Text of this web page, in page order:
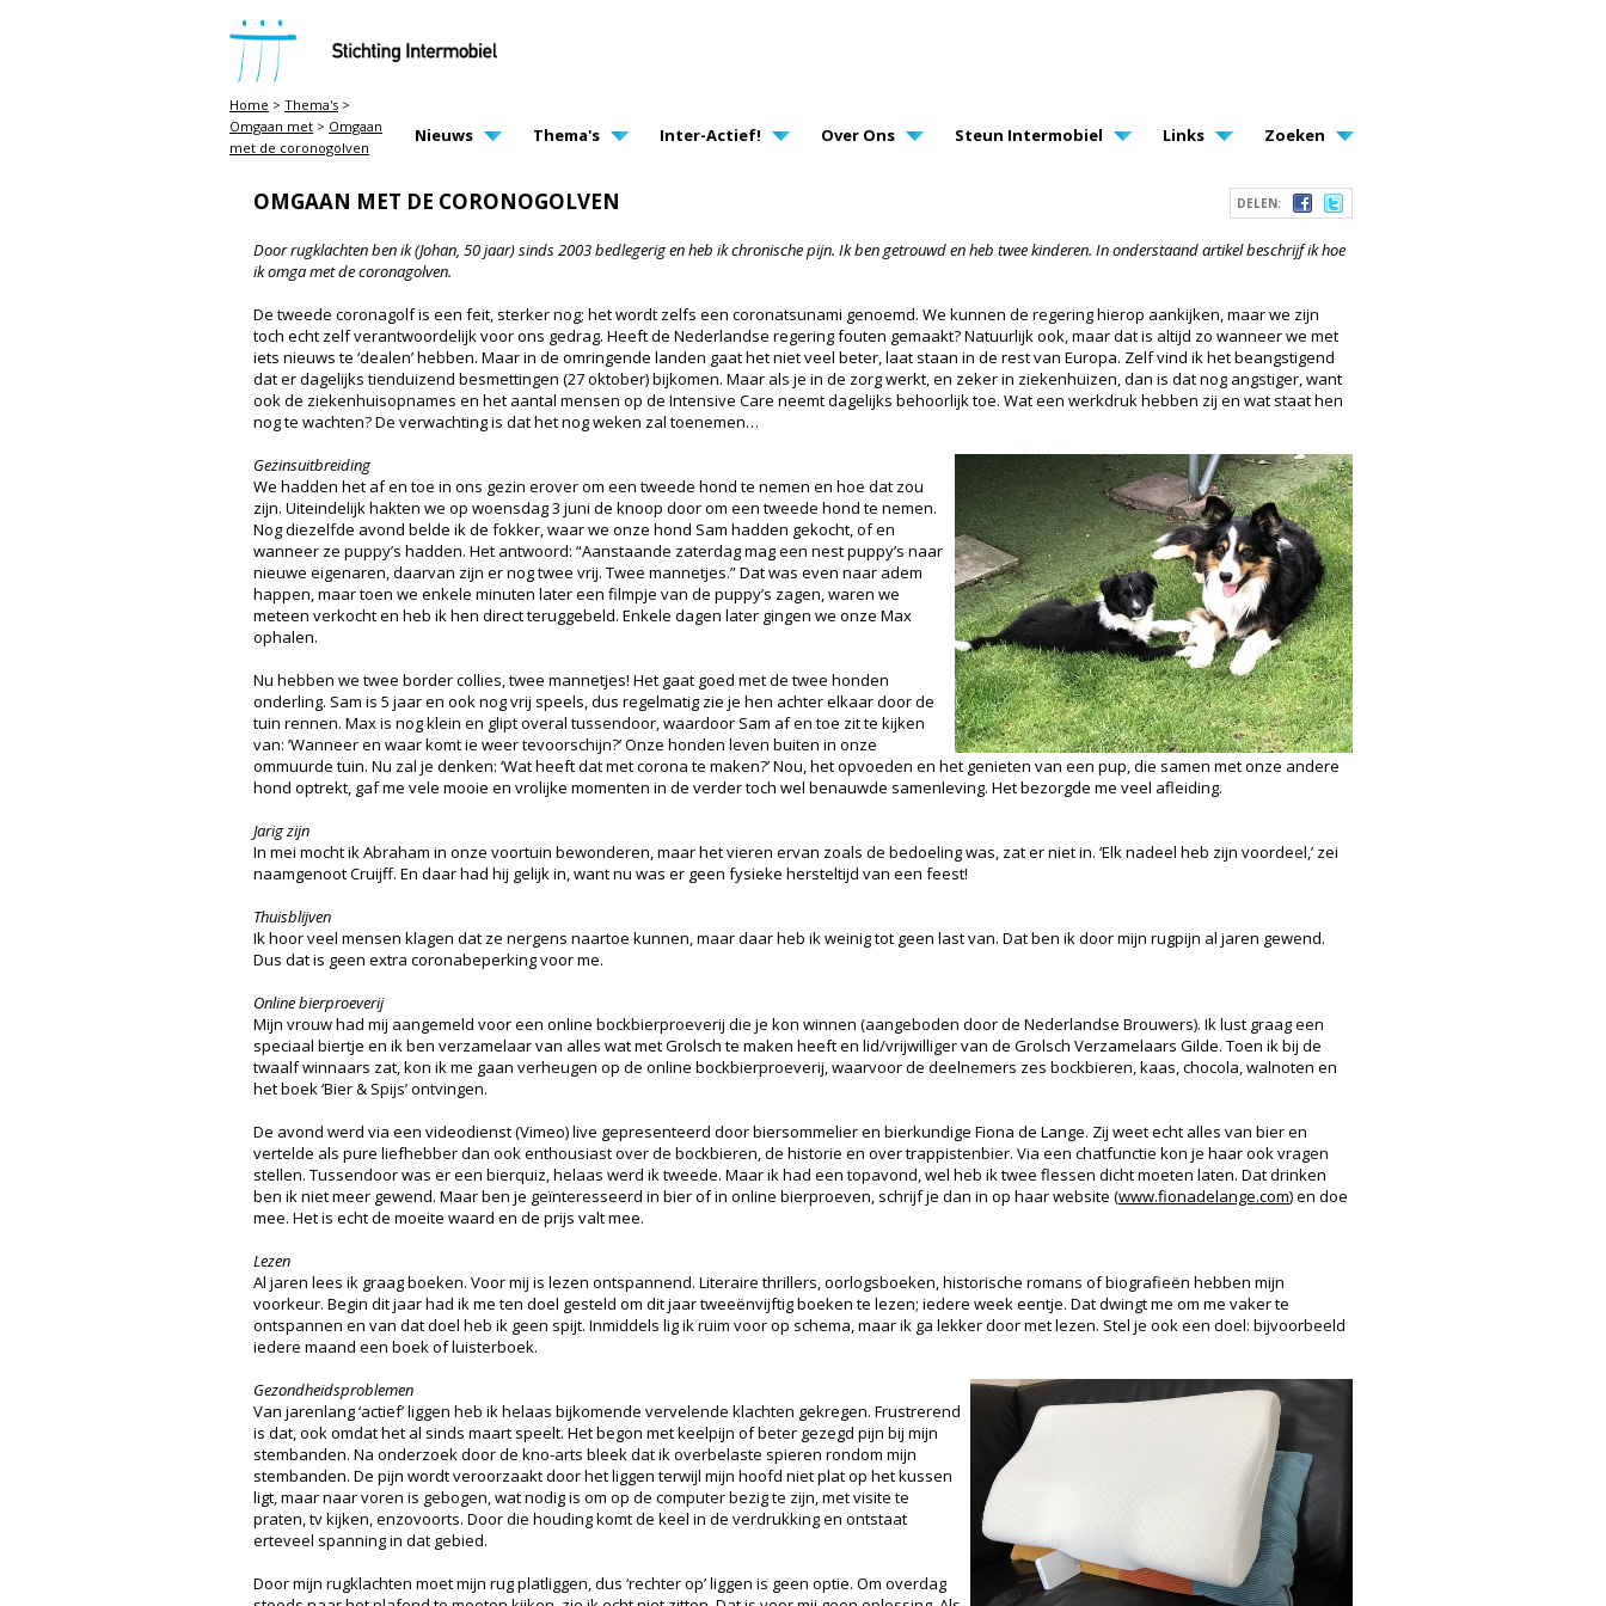
STICHTING INTERMOBIEL
MAIN PAGE NAVIGATION
Nieuws Thema's Inter-Actief! Over Ons Steun Intermobiel Links Zoeken
Home > Thema's >
Omgaan met > Omgaan
met de coronogolven
DELEN:
OMGAAN MET DE CORONOGOLVEN
Door rugklachten ben ik (Johan, 50 jaar) sinds 2003 bedlegerig en heb ik chronische pijn. Ik ben getrouwd en heb twee kinderen. In onderstaand artikel beschrijf ik hoe
ik omga met de coronagolven.
De tweede coronagolf is een feit, sterker nog; het wordt zelfs een coronatsunami genoemd. We kunnen de regering hierop aankijken, maar we zijn
toch echt zelf verantwoordelijk voor ons gedrag. Heeft de Nederlandse regering fouten gemaakt? Natuurlijk ook, maar dat is altijd zo wanneer we met
iets nieuws te ‘dealen’ hebben. Maar in de omringende landen gaat het niet veel beter, laat staan in de rest van Europa. Zelf vind ik het beangstigend
dat er dagelijks tienduizend besmettingen (27 oktober) bijkomen. Maar als je in de zorg werkt, en zeker in ziekenhuizen, dan is dat nog angstiger, want
ook de ziekenhuisopnames en het aantal mensen op de Intensive Care neemt dagelijks behoorlijk toe. Wat een werkdruk hebben zij en wat staat hen
nog te wachten? De verwachting is dat het nog weken zal toenemen…
Gezinsuitbreiding
We hadden het af en toe in ons gezin erover om een tweede hond te nemen en hoe dat zou
zijn. Uiteindelijk hakten we op woensdag 3 juni de knoop door om een tweede hond te nemen.
Nog diezelfde avond belde ik de fokker, waar we onze hond Sam hadden gekocht, of en
wanneer ze puppy’s hadden. Het antwoord: “Aanstaande zaterdag mag een nest puppy’s naar
nieuwe eigenaren, daarvan zijn er nog twee vrij. Twee mannetjes.” Dat was even naar adem
happen, maar toen we enkele minuten later een filmpje van de puppy’s zagen, waren we
meteen verkocht en heb ik hen direct teruggebeld. Enkele dagen later gingen we onze Max
ophalen.
Nu hebben we twee border collies, twee mannetjes! Het gaat goed met de twee honden
onderling. Sam is 5 jaar en ook nog vrij speels, dus regelmatig zie je hen achter elkaar door de
tuin rennen. Max is nog klein en glipt overal tussendoor, waardoor Sam af en toe zit te kijken
van: ‘Wanneer en waar komt ie weer tevoorschijn?’ Onze honden leven buiten in onze
ommuurde tuin. Nu zal je denken: ‘Wat heeft dat met corona te maken?’ Nou, het opvoeden en het genieten van een pup, die samen met onze andere
hond optrekt, gaf me vele mooie en vrolijke momenten in de verder toch wel benauwde samenleving. Het bezorgde me veel afleiding.
Jarig zijn
In mei mocht ik Abraham in onze voortuin bewonderen, maar het vieren ervan zoals de bedoeling was, zat er niet in. ‘Elk nadeel heb zijn voordeel,’ zei
naamgenoot Cruijff. En daar had hij gelijk in, want nu was er geen fysieke hersteltijd van een feest!
Thuisblijven
Ik hoor veel mensen klagen dat ze nergens naartoe kunnen, maar daar heb ik weinig tot geen last van. Dat ben ik door mijn rugpijn al jaren gewend.
Dus dat is geen extra coronabeperking voor me.
Online bierproeverij
Mijn vrouw had mij aangemeld voor een online bockbierproeverij die je kon winnen (aangeboden door de Nederlandse Brouwers). Ik lust graag een
speciaal biertje en ik ben verzamelaar van alles wat met Grolsch te maken heeft en lid/vrijwilliger van de Grolsch Verzamelaars Gilde. Toen ik bij de
twaalf winnaars zat, kon ik me gaan verheugen op de online bockbierproeverij, waarvoor de deelnemers zes bockbieren, kaas, chocola, walnoten en
het boek ‘Bier & Spijs’ ontvingen.
De avond werd via een videodienst (Vimeo) live gepresenteerd door biersommelier en bierkundige Fiona de Lange. Zij weet echt alles van bier en
vertelde als pure liefhebber dan ook enthousiast over de bockbieren, de historie en over trappistenbier. Via een chatfunctie kon je haar ook vragen
stellen. Tussendoor was er een bierquiz, helaas werd ik tweede. Maar ik had een topavond, wel heb ik twee flessen dicht moeten laten. Dat drinken
ben ik niet meer gewend. Maar ben je geïnteresseerd in bier of in online bierproeven, schrijf je dan in op haar website (www.fionadelange.com) en doe
mee. Het is echt de moeite waard en de prijs valt mee.
Lezen
Al jaren lees ik graag boeken. Voor mij is lezen ontspannend. Literaire thrillers, oorlogsboeken, historische romans of biografieën hebben mijn
voorkeur. Begin dit jaar had ik me ten doel gesteld om dit jaar tweeënvijftig boeken te lezen; iedere week eentje. Dat dwingt me om me vaker te
ontspannen en van dat doel heb ik geen spijt. Inmiddels lig ik ruim voor op schema, maar ik ga lekker door met lezen. Stel je ook een doel: bijvoorbeeld
iedere maand een boek of luisterboek.
Gezondheidsproblemen
Van jarenlang ‘actief’ liggen heb ik helaas bijkomende vervelende klachten gekregen. Frustrerend
is dat, ook omdat het al sinds maart speelt. Het begon met keelpijn of beter gezegd pijn bij mijn
stembanden. Na onderzoek door de kno-arts bleek dat ik overbelaste spieren rondom mijn
stembanden. De pijn wordt veroorzaakt door het liggen terwijl mijn hoofd niet plat op het kussen
ligt, maar naar voren is gebogen, wat nodig is om op de computer bezig te zijn, met visite te
praten, tv kijken, enzovoorts. Door die houding komt de keel in de verdrukking en ontstaat
erteveel spanning in dat gebied.
Door mijn rugklachten moet mijn rug platliggen, dus ‘rechter op’ liggen is geen optie. Om overdag